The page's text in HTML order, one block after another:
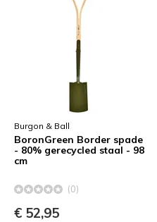
Burgon & Ball
BoronGreen Border spade
- 80% gerecycled staal - 98
cm
(0)
€ 52,95